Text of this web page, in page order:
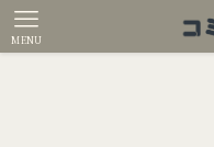
MENU